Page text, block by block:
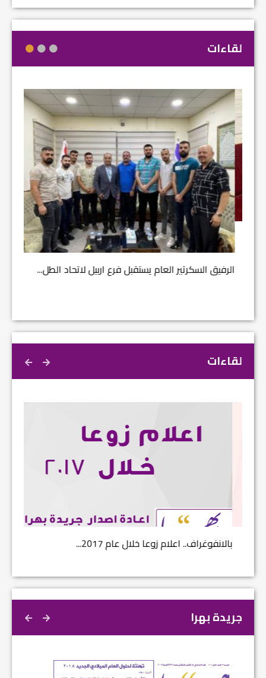
لقاءات
الرفيق السكرتير العام يستقبل فرع اربيل لاتحاد الطل...
لقاءات
بالانفوغراف.. اعلام زوعا خلال عام 2017...
جريدة بهرا